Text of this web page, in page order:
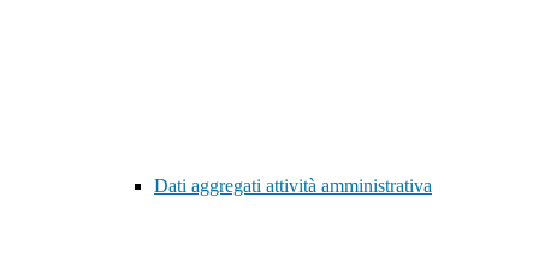
Dati aggregati attività amministrativa